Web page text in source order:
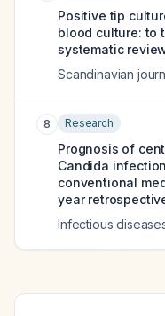
Positive tip
blood culture: to
systematic
Scandinavian
8 Research
Prognosis of
Candida
conventional
year
Infectious